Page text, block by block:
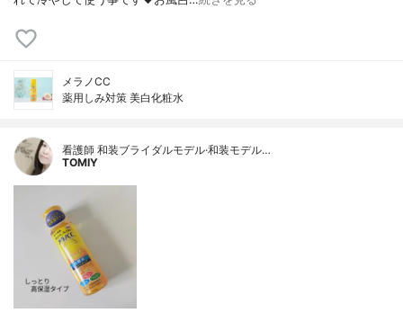
メラノCC
薬用しみ対策 美白化粧水
看護師 和装ブライダルモデル·和装モデル…
TOMIY